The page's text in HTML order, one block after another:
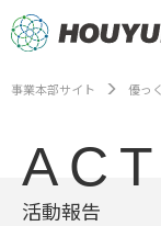
事業本部サイト 優っ
活動報告